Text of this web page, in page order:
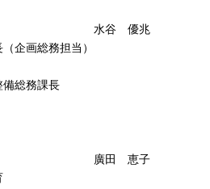
優兆
画総務担当）
総務課長
恵子